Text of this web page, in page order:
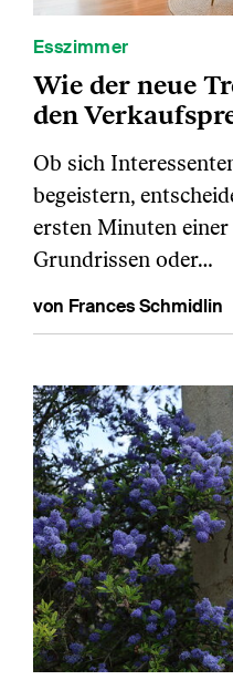
Esszimmer
Wie der neue
den
Ob sich
begeistern,
ersten Minuten
Grundrissen oder…
von Frances Schmidlin